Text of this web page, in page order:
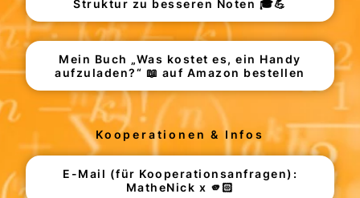
Struktur zu besseren Noten 🎓💪
Mein Buch „Was kostet es, ein Handy
aufzuladen?“ 📖 auf Amazon bestellen
Kooperationen & Infos
E-Mail (für Kooperationsanfragen):
MatheNick x 🫵🏻